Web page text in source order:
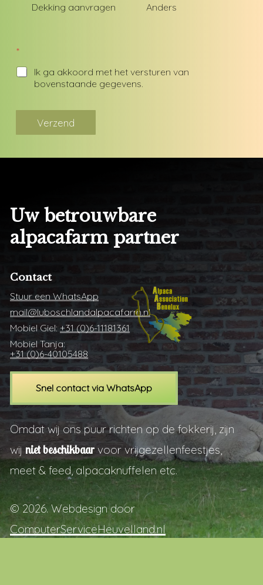
Dekking aanvragen Anders
*
Ik ga akkoord met het versturen van
bovenstaande gegevens.
Verzend
Uw betrouwbare
alpacafarm partner
Contact
Stuur een WhatsApp
mail@luboschlandalpacafarm.nl
Mobiel Giel: +31 (0)6-11181361
Mobiel Tanja:
+31 (0)6-40105488
Snel contact via WhatsApp
Omdat wij ons puur richten op de fokkerij, zijn
wij niet beschikbaarvoor vrijgezellenfeestjes,
meet & feed, alpacaknuffelen etc.
© 2026. Webdesign door
ComputerServiceHeuvelland.nl